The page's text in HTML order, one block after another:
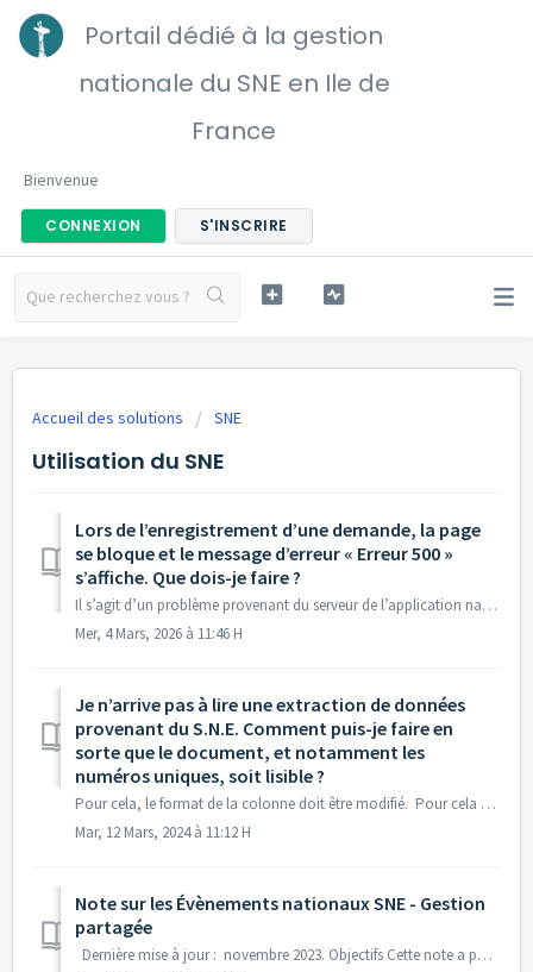
Portail dédié à la gestion
nationale du SNE en Ile de
France
Bienvenue
CONNEXION S'INSCRIRE
Accueil des solutions SNE
Utilisation du SNE
Lors de l’enregistrement d’une demande, la page
se bloque et le message d’erreur « Erreur 500 »
s’affiche. Que dois-je faire ?
Il s’agit d’un problème provenant du serveur de l’application nationale lorsqu’un trop grand nombre de demandes sont enregistrées au même moment. Nous vous ...
Mer, 4 Mars, 2026 à 11:46 H
Je n’arrive pas à lire une extraction de données
provenant du S.N.E. Comment puis-je faire en
sorte que le document, et notamment les
numéros uniques, soit lisible ?
Pour cela, le format de la colonne doit être modifié. Pour cela veuillez sélectionner la colonne des chiffres, ou les cellules concernées. Cliqu...
Mar, 12 Mars, 2024 à 11:12 H
Note sur les Évènements nationaux SNE - Gestion
partagée
Dernière mise à jour : novembre 2023. Objectifs Cette note a pour objet de clarifier l’utilisation des évènements nationaux disponibles dans le SNE. ...